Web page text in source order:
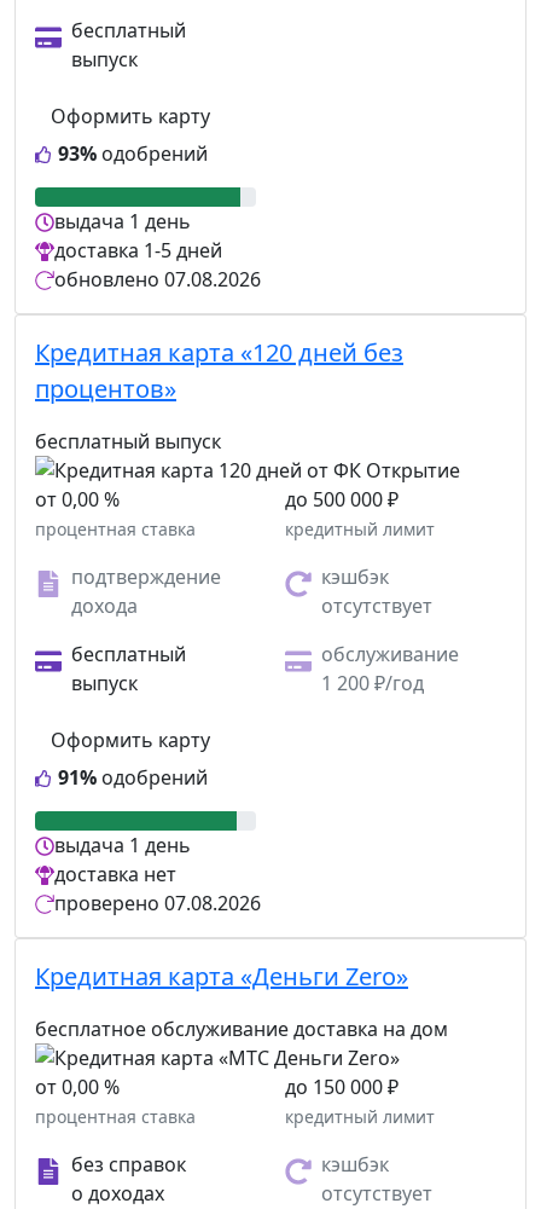
бесплатный
выпуск
93% одобрений
Оформить карту
выдача 1 день
доставка 1-5 дней
обновлено 07.08.2026
Кредитная карта «120 дней без
процентов»
бесплатный выпуск
от 0,00 %
процентная ставка
до 500 000 ₽
кредитный лимит
подтверждение
дохода
кэшбэк
отсутствует
бесплатный
выпуск
обслуживание
1 200 ₽/год
91% одобрений
Оформить карту
выдача 1 день
доставка нет
проверено 07.08.2026
Кредитная карта «Деньги Zero»
бесплатное обслуживаниедоставка на дом
от 0,00 %
процентная ставка
до 150 000 ₽
кредитный лимит
без справок
о доходах
кэшбэк
отсутствует